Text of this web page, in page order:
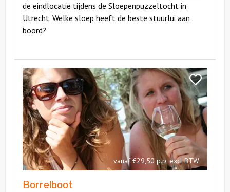
de eindlocatie tijdens de Sloepenpuzzeltocht in
Utrecht. Welke sloep heeft de beste stuurlui aan
boord?
Bekijk
Borrelboot
vanaf €29,50 p.p. excl BTW
Borrelboot
Bekijk
Borrelboot